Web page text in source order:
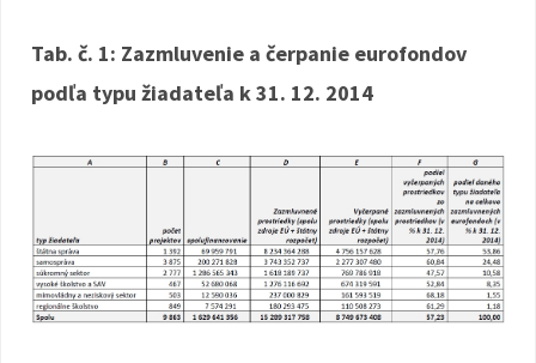
Tab. č. 1: Zazmluvenie a čerpanie eurofondov
podľa typu žiadateľa k 31. 12. 2014